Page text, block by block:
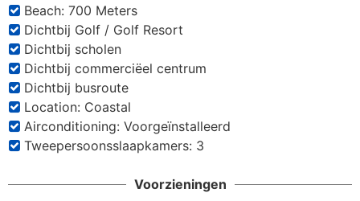
Beach: 700 Meters
Dichtbij Golf / Golf Resort
Dichtbij scholen
Dichtbij commerciëel centrum
Dichtbij busroute
Location: Coastal
Airconditioning: Voorgeïnstalleerd
Tweepersoonsslaapkamers: 3
Voorzieningen